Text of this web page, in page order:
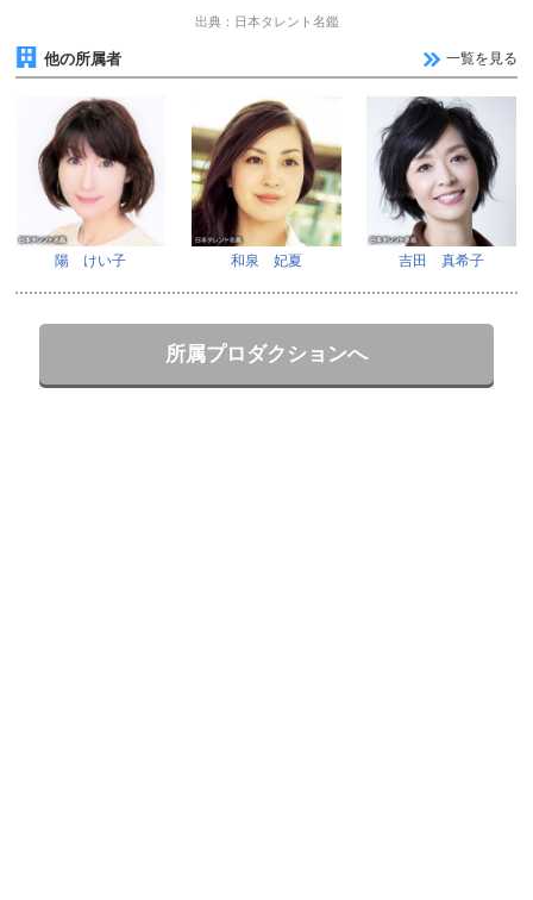
出典：日本タレント名鑑
他の所属者 一覧を見る
陽 けい子 和泉 妃夏 吉田 真希子
所属プロダクションへ